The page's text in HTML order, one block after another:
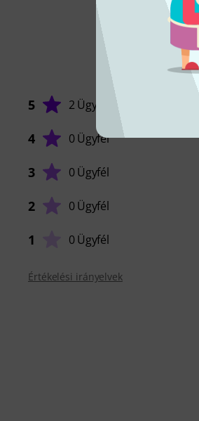
5 2 Ügyfél
4 0 Ügyfél
3 0 Ügyfél
2 0 Ügyfél
1 0 Ügyfél
Értékelési irányelvek